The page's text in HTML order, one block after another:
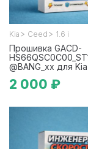
Kia > Ceed > 1.6 i
Прошивка GACD-
@BANG_xx для
2 000 ₽